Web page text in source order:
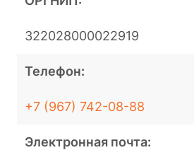
322028000022919
Телефон:
+7 (967) 742-08-88
Электронная почта: